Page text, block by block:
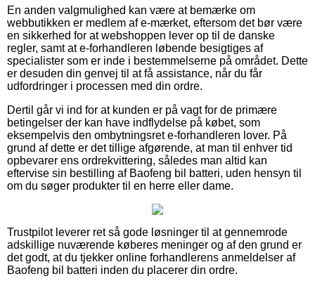
En anden valgmulighed kan være at bemærke om
webbutikken er medlem af e-mærket, eftersom det bør være
en sikkerhed for at webshoppen lever op til de danske
regler, samt at e-forhandleren løbende besigtiges af
specialister som er inde i bestemmelserne på området. Dette
er desuden din genvej til at få assistance, når du får
udfordringer i processen med din ordre.
Dertil går vi ind for at kunden er på vagt for de primære
betingelser der kan have indflydelse på købet, som
eksempelvis den ombytningsret e-forhandleren lover. På
grund af dette er det tillige afgørende, at man til enhver tid
opbevarer ens ordrekvittering, således man altid kan
eftervise sin bestilling af Baofeng bil batteri, uden hensyn til
om du søger produkter til en herre eller dame.
Trustpilot leverer ret så gode løsninger til at gennemrode
adskillige nuværende køberes meninger og af den grund er
det godt, at du tjekker online forhandlerens anmeldelser af
Baofeng bil batteri inden du placerer din ordre.